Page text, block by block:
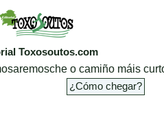
Toxosoutos.com
o camiño máis